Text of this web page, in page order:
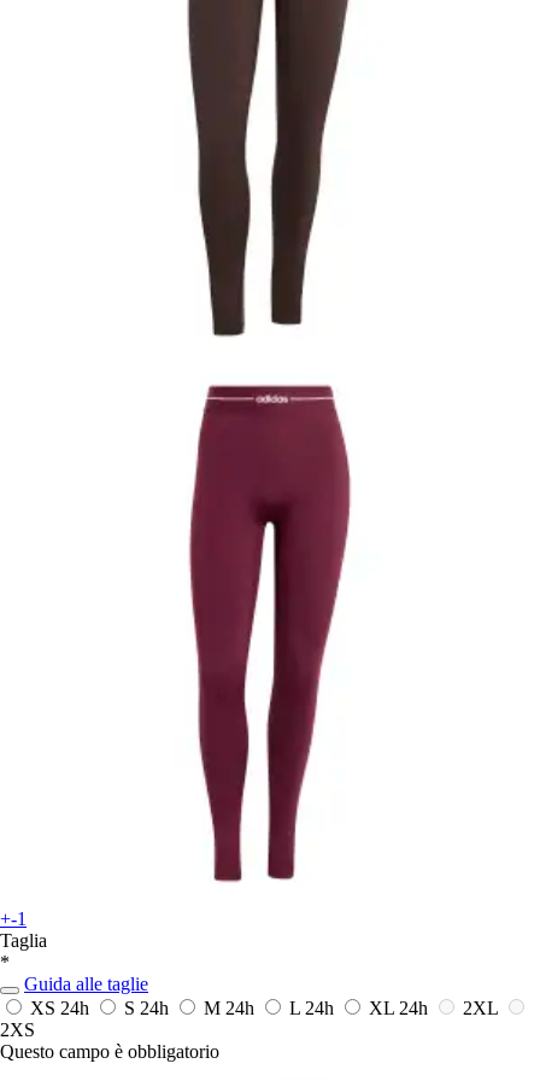
+-1
Taglia
*
Guida alle taglie
XS 24h S 24h M 24h L 24h XL 24h
2XL
2XS
Questo campo è obbligatorio